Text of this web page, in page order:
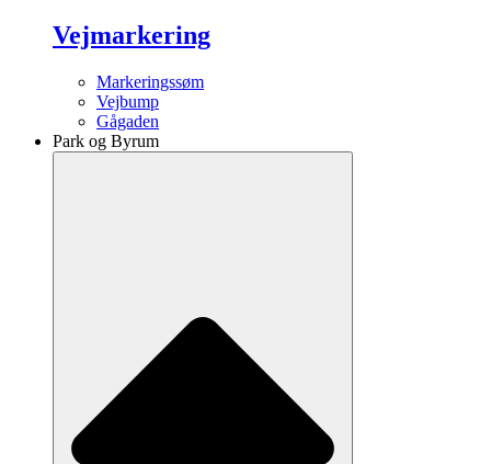
Vejmarkering
Markeringssøm
Vejbump
Gågaden
Park og Byrum